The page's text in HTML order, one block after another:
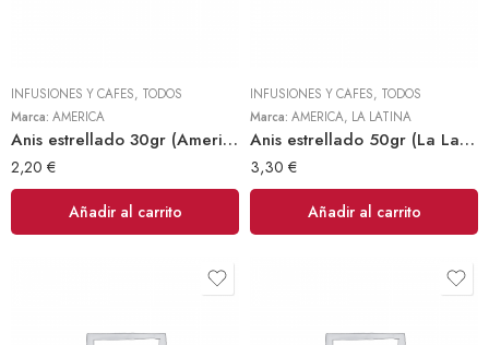
INFUSIONES Y CAFES, TODOS
Marca: AMERICA
Anis estrellado 30gr (America)
2,20 €
Añadir al carrito
INFUSIONES Y CAFES, TODOS
Marca: AMERICA, LA LATINA
Anis estrellado 50gr (La Latina)
3,30 €
Añadir al carrito